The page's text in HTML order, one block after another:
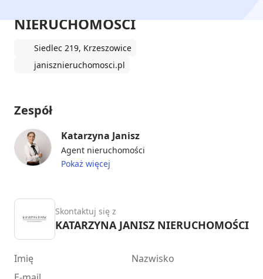
NIERUCHOMOŚCI
Siedlec 219, Krzeszowice
janisznieruchomosci.pl
Zespół
Katarzyna Janisz
Agent nieruchomości
Pokaż więcej
Skontaktuj się z
KATARZYNA JANISZ NIERUCHOMOŚCI